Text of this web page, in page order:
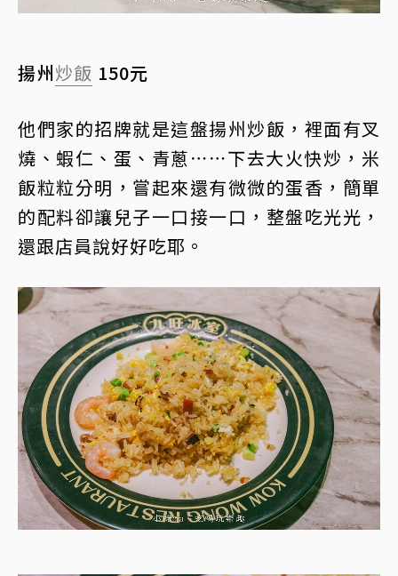
揚州炒飯 150元
他們家的招牌就是這盤揚州炒飯，裡面有叉
燒、蝦仁、蛋、青蔥⋯⋯下去大火快炒，米
飯粒粒分明，嘗起來還有微微的蛋香，簡單
的配料卻讓兒子一口接一口，整盤吃光光，
還跟店員說好好吃耶。